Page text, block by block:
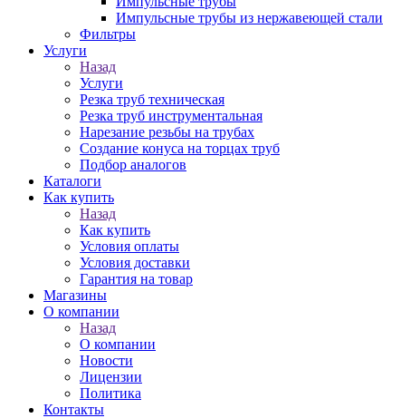
Импульсные трубы из нержавеющей стали
Фильтры
Услуги
Назад
Услуги
Резка труб техническая
Резка труб инструментальная
Нарезание резьбы на трубах
Создание конуса на торцах труб
Подбор аналогов
Каталоги
Как купить
Назад
Как купить
Условия оплаты
Условия доставки
Гарантия на товар
Магазины
О компании
Назад
О компании
Новости
Лицензии
Политика
Контакты